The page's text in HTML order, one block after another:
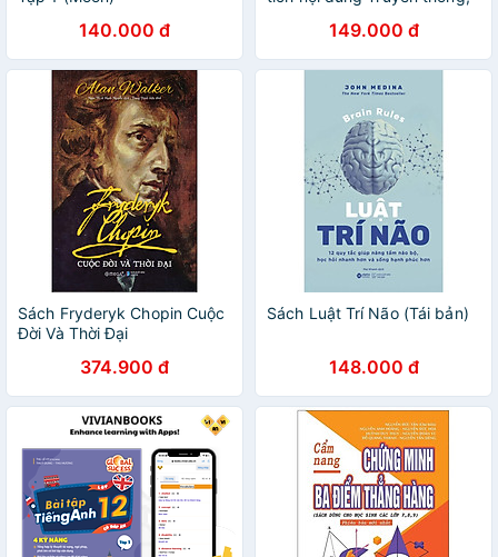
140.000 đ 149.000 đ
Sách Fryderyk Chopin Cuộc
Đời Và Thời Đại
374.900 đ
Sách Luật Trí Não (Tái bản)
148.000 đ